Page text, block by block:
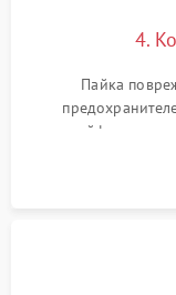
4.
Пайка
шлейфов,
автофокуса.